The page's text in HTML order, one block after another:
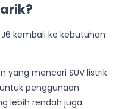
kembali ke kebutuhan
yang mencari SUV listrik
penggunaan
lebih rendah juga